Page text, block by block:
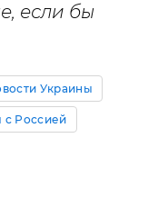
если бы
Украины
с Россией